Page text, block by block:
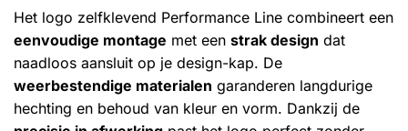
Het logo zelfklevend Performance Line combineert een
eenvoudige montage met een strak design dat
naadloos aansluit op je design-kap. De
weerbestendige materialen garanderen langdurige
hechting en behoud van kleur en vorm. Dankzij de